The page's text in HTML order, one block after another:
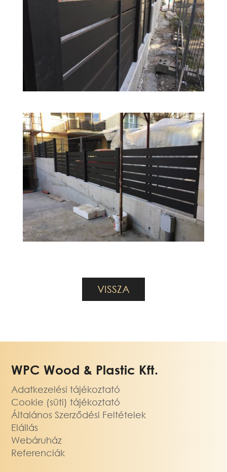
WPC Wood & Plastic Kft.
Adatkezelési tájékoztató
Cookie (süti) tájékoztató
Általános Szerződési Feltételek
Elállás
Webáruház
Referenciák